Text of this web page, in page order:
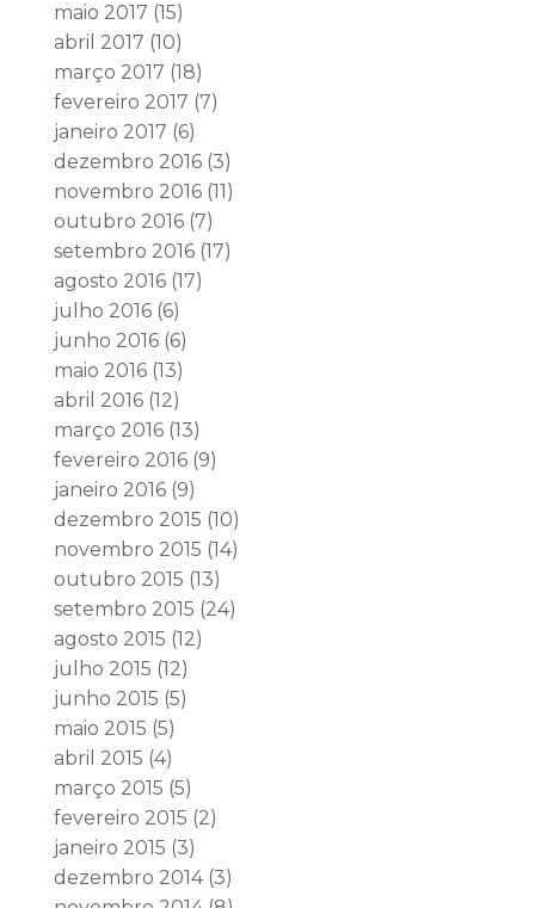
maio 2017 (15)
abril 2017 (10)
março 2017 (18)
fevereiro 2017 (7)
janeiro 2017 (6)
dezembro 2016(3)
novembro 2016(11)
outubro 2016(7)
setembro 2016(17)
agosto 2016(17)
julho 2016(6)
junho 2016(6)
maio 2016(13)
abril 2016(12)
março 2016(13)
fevereiro 2016(9)
janeiro 2016(9)
dezembro 2015 (10)
novembro 2015 (14)
outubro 2015 (13)
setembro 2015 (24)
agosto 2015 (12)
julho 2015 (12)
junho 2015 (5)
maio 2015 (5)
abril 2015 (4)
março 2015 (5)
fevereiro 2015 (2)
janeiro 2015 (3)
dezembro 2014(3)